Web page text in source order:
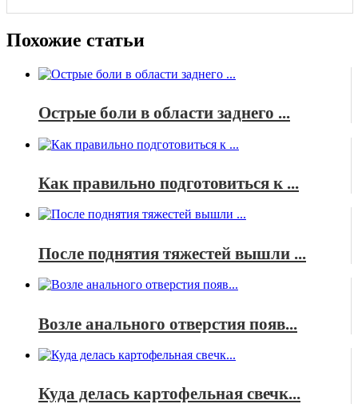
Похожие статьи
Острые боли в области заднего ...
Как правильно подготовиться к ...
После поднятия тяжестей вышли ...
Возле анального отверстия появ...
Куда делась картофельная свечк...